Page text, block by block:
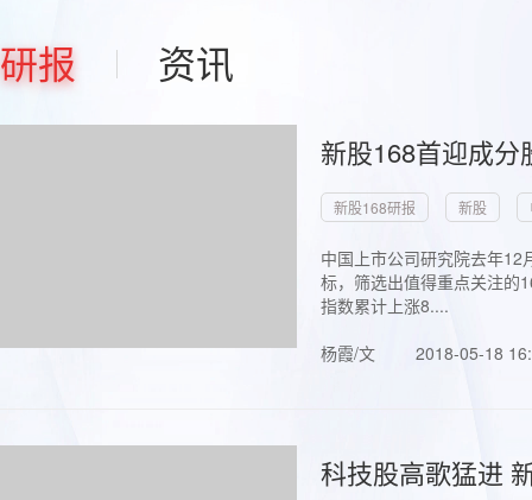
研报 资讯
新股168首迎成
新股168研报 新股
中国上市公司研究院去年
标，筛选出值得重点关注的
指数累计上涨8....
杨霞/文
2018-05-18
科技股高歌猛进